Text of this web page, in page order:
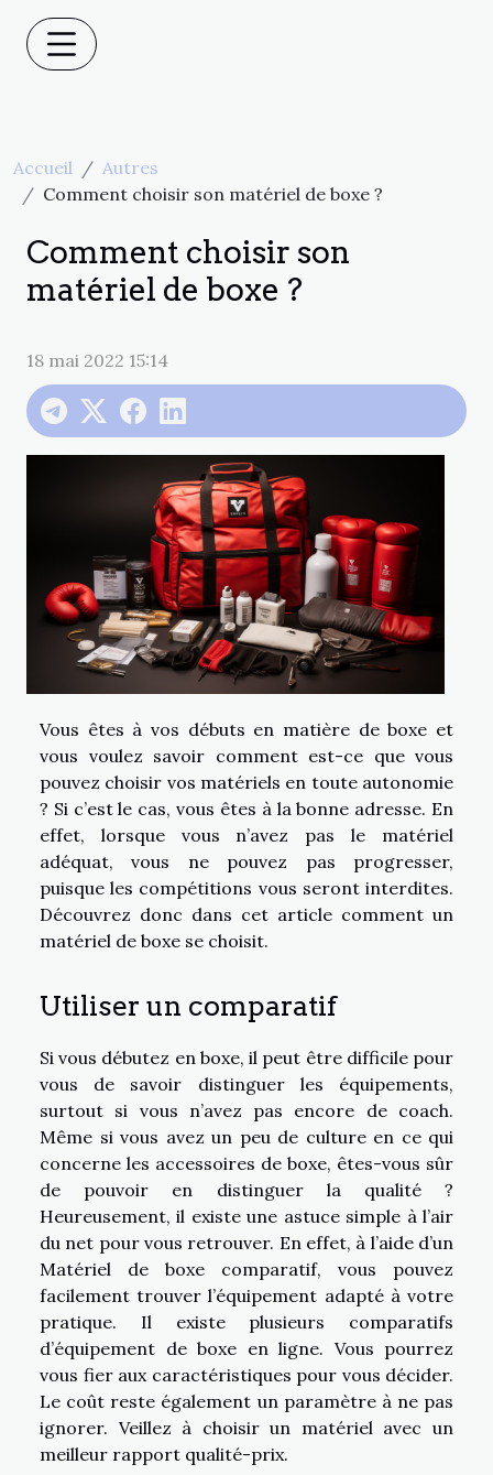
Accueil
Autres
Comment choisir son matériel de boxe ?
Comment choisir son
matériel de boxe ?
18 mai 2022 15:14
Vous êtes à vos débuts en matière de boxe et
vous voulez savoir comment est-ce que vous
pouvez choisir vos matériels en toute autonomie
? Si c’est le cas, vous êtes à la bonne adresse. En
effet, lorsque vous n’avez pas le matériel
adéquat, vous ne pouvez pas progresser,
puisque les compétitions vous seront interdites.
Découvrez donc dans cet article comment un
matériel de boxe se choisit.
Utiliser un comparatif
Si vous débutez en boxe, il peut être difficile pour
vous de savoir distinguer les équipements,
surtout si vous n’avez pas encore de coach.
Même si vous avez un peu de culture en ce qui
concerne les accessoires de boxe, êtes-vous sûr
de pouvoir en distinguer la qualité ?
Heureusement, il existe une astuce simple à l’air
du net pour vous retrouver. En effet, à l’aide d’un
Matériel de boxe comparatif, vous pouvez
facilement trouver l’équipement adapté à votre
pratique. Il existe plusieurs comparatifs
d’équipement de boxe en ligne. Vous pourrez
vous fier aux caractéristiques pour vous décider.
Le coût reste également un paramètre à ne pas
ignorer. Veillez à choisir un matériel avec un
meilleur rapport qualité-prix.